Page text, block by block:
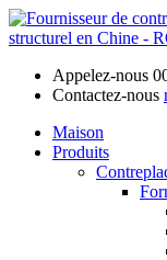
Appelez-nous
Contactez-nous
Maison
Produits